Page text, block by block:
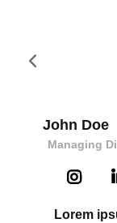
John Doe
Managing
Lorem